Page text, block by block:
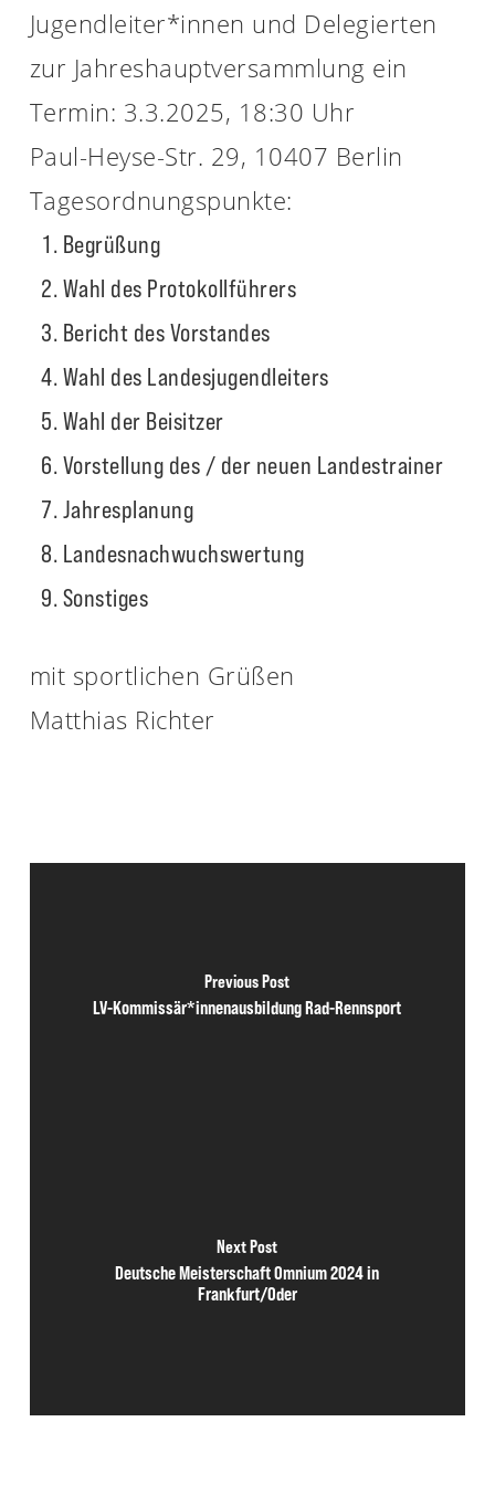
Jugendleiter*innen und Delegierten
zur Jahreshauptversammlung ein
Termin: 3.3.2025, 18:30 Uhr
Paul-Heyse-Str. 29, 10407 Berlin
Tagesordnungspunkte:
Begrüßung
Wahl des Protokollführers
Bericht des Vorstandes
Wahl des Landesjugendleiters
Wahl der Beisitzer
Vorstellung des / der neuen Landestrainer
Jahresplanung
Landesnachwuchswertung
Sonstiges
mit sportlichen Grüßen
Matthias Richter
Previous Post
LV-Kommissär*innenausbildung Rad-Rennsport
Next Post
Deutsche Meisterschaft Omnium 2024 in
Frankfurt/Oder